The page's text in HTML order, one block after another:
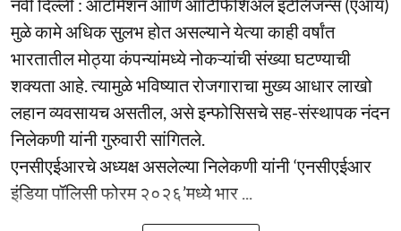
मुळे कामे अधिक सुलभ होत असल्याने येत्या काही वर्षांत
भारतातील मोठ्या कंपन्यांमध्ये नोकऱ्यांची संख्या घटण्याची
शक्यता आहे. त्यामुळे भविष्यात रोजगाराचा मुख्य आधार लाखो
लहान व्यवसायच असतील, असे इन्फोसिसचे सह-संस्थापक नंदन
निलेकणी यांनी गुरुवारी सांगितले.
एनसीएईआरचे अध्यक्ष असलेल्या निलेकणी यांनी ‘एनसीएईआर
इंडिया पॉलिसी फोरम २०२६’मध्ये भार ...